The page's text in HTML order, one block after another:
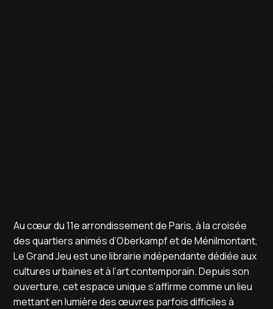
Au cœur du 11e arrondissement de Paris, à la croisée
des quartiers animés d’Oberkampf et de Ménilmontant,
Le Grand Jeu est une librairie indépendante dédiée aux
cultures urbaines et à l’art contemporain. Depuis son
ouverture, cet espace unique s’affirme comme un lieu
mettant en lumière des œuvres parfois difficiles à